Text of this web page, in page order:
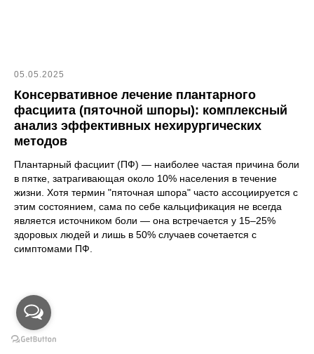
05.05.2025
Консервативное лечение плантарного
фасциита (пяточной шпоры): комплексный
анализ эффективных нехирургических
методов
Плантарный фасциит (ПФ) — наиболее частая причина боли
в пятке, затрагивающая около 10% населения в течение
жизни. Хотя термин "пяточная шпора" часто ассоциируется с
этим состоянием, сама по себе кальцификация не всегда
является источником боли — она встречается у 15–25%
здоровых людей и лишь в 50% случаев сочетается с
симптомами ПФ.